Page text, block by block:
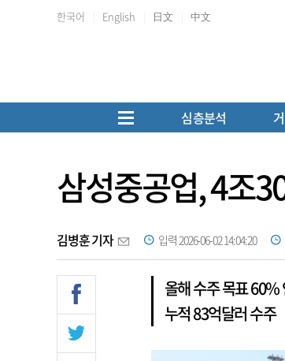
한국어 English 日文 中文
심층분석
삼성중공업, 4조
김병훈 기자 입력 2026-06-02 14:04:20
올해 수주 목표 60%
누적 83억달러 수주